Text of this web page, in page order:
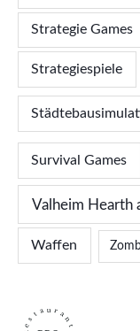
Strategie Games
Strategiespiele
Survival Games
Valheim Hearth
Waffen